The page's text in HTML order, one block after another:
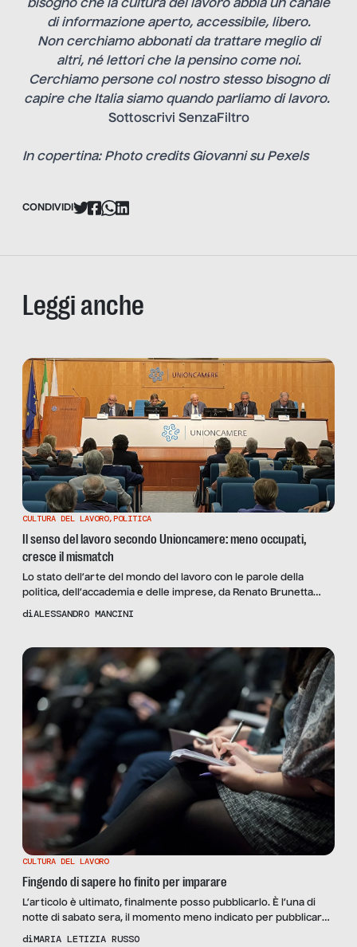
bisogno che la cultura del lavoro abbia un canale
di informazione aperto, accessibile, libero.
Non cerchiamo abbonati da trattare meglio di
altri, né lettori che la pensino come noi.
Cerchiamo persone col nostro stesso bisogno di
capire che Italia siamo quando parliamo di lavoro.
Sottoscrivi SenzaFiltro
In copertina: Photo creditsGiovanni su Pexels
CONDIVIDI
Leggi anche
CULTURA DEL LAVORO,POLITICA
Il senso del lavoro secondo Unioncamere: meno occupati,
cresce il mismatch
Lo stato dell’arte del mondo del lavoro con le parole della
politica, dell’accademia e delle imprese, da Renato Brunetta
(CNEL) a Giorgio De Rita (Censis): “Abbiamo dedicato tanto
diALESSANDRO MANCINI
CULTURA DEL LAVORO
Fingendo di sapere ho finito per imparare
L’articolo è ultimato, finalmente posso pubblicarlo. È l’una di
notte di sabato sera, il momento meno indicato per pubblicare
su qualsiasi piattaforma social se si ambisce a un certo
diMARIA LETIZIA RUSSO